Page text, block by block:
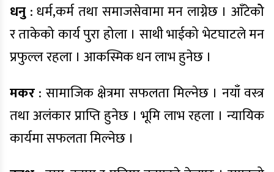
धनु: धर्म,कर्म तथा समाजसेवामा मन लाग्नेछ । आँटेकोे
र ताकेको कार्य पुरा होला । साथी भाईको भेटघाटले मन
प्रफुल्ल रहला । आकस्मिक धन लाभ हुनेछ ।
मकर: सामाजिक क्षेत्रमा सफलता मिल्नेछ । नयाँ वस्त्र
तथा अलंकार प्राप्ति हुनेछ । भूमि लाभ रहला । न्यायिक
कार्यमा सफलता मिल्नेछ ।